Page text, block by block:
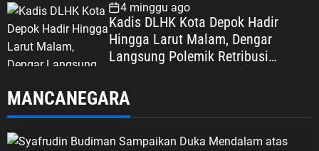
4 minggu ago
Kadis DLHK Kota Depok Hadir
Hingga Larut Malam, Dengar
Langsung Polemik Retribusi
MANCANEGARA